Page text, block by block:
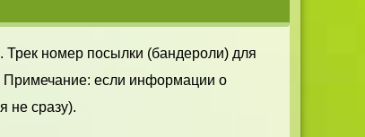
Трек номер посылки (бандероли) для
Примечание: если информации о
не сразу).